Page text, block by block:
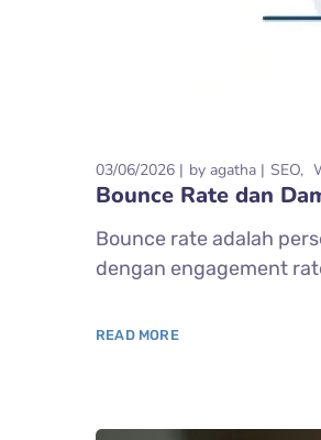
03/06/2026 by agatha SEO
Bounce Rate dan
Bounce rate adalah
dengan engagement
READ MORE